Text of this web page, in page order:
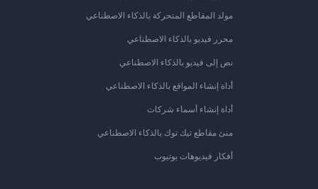
مولد المقاطع المتحركة بالذكاء الاصطناعي
محرر فيديو بالذكاء الاصطناعي
نص إلى فيديو بالذكاء الاصطناعي
أداة إنشاء المواقع بالذكاء الاصطناعي
أداة إنشاء أسماء شركات
منئ مقاطع تيك توك بالذكاء الاصطناعي
أفكار فيديوهات يوتيوب